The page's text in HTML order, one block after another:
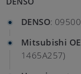
DENSO:
Mitsubishi OE
1465A257)